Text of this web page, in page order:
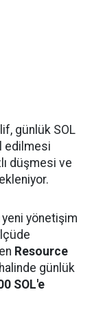
günlük SOL
edilmesi
düşmesi ve
yönetişim
Resource
günlük
SOL'e